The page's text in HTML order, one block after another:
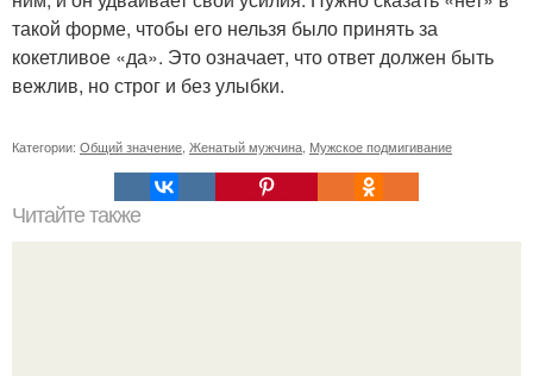
такой форме, чтобы его нельзя было принять за
кокетливое «да». Это означает, что ответ должен быть
вежлив, но строг и без улыбки.
Категории: Общий значение Женатый мужчина Мужское подмигивание
Читайте также